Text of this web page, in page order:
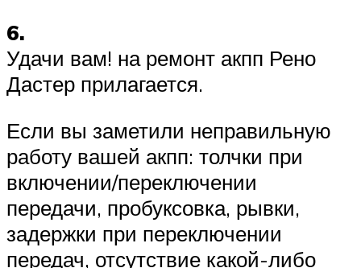
6.
Удачи вам! на ремонт акпп Рено
Дастер прилагается.
Если вы заметили неправильную
работу вашей акпп: толчки при
включении/переключении
передачи, пробуксовка, рывки,
задержки при переключении
передач, отсутствие какой-либо